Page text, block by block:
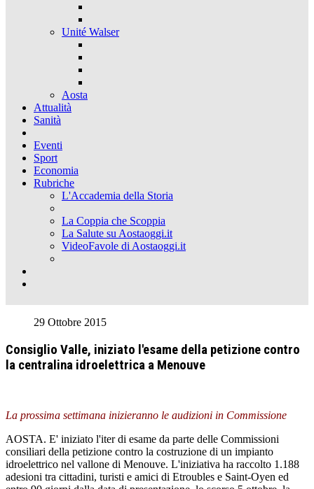
Unité Walser
Aosta
Attualità
Sanità
Eventi
Sport
Economia
Rubriche
L'Accademia della Storia
La Coppia che Scoppia
La Salute su Aostaoggi.it
VideoFavole di Aostaoggi.it
29 Ottobre 2015
Consiglio Valle, iniziato l'esame della petizione contro
la centralina idroelettrica a Menouve
La prossima settimana inizieranno le audizioni in Commissione
AOSTA. E' iniziato l'iter di esame da parte delle Commissioni
consiliari della petizione contro la costruzione di un impianto
idroelettrico nel vallone di Menouve. L'iniziativa ha raccolto 1.188
adesioni tra cittadini, turisti e amici di Etroubles e Saint-Oyen ed